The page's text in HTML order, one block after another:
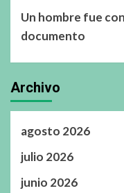
Un hombre fue
documento
Archivo
agosto 2026
julio 2026
junio 2026